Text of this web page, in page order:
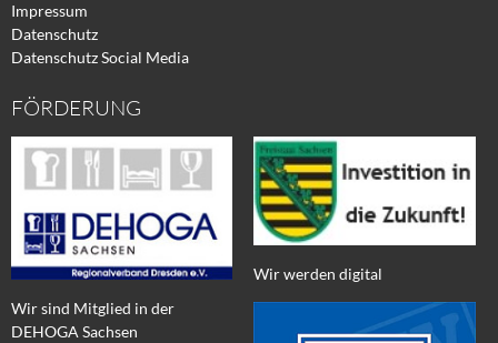
Impressum
Datenschutz
Datenschutz Social Media
FÖRDERUNG
Wir sind Mitglied in der
DEHOGA Sachsen
Wir werden digital